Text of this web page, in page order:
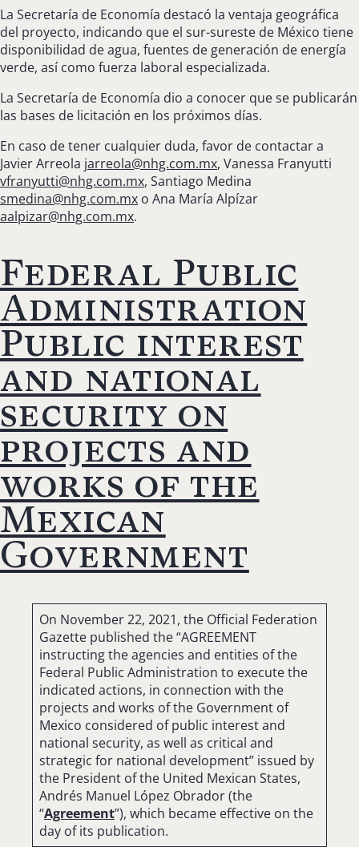
La Secretaría de Economía destacó la ventaja geográfica
del proyecto, indicando que el sur-sureste de México tiene
disponibilidad de agua, fuentes de generación de energía
verde, así como fuerza laboral especializada.
La Secretaría de Economía dio a conocer que se publicarán
las bases de licitación en los próximos días.
En caso de tener cualquier duda, favor de contactar a
Javier Arreola jarreola@nhg.com.mx, Vanessa Franyutti
vfranyutti@nhg.com.mx, Santiago Medina
smedina@nhg.com.mx o Ana María Alpízar
aalpizar@nhg.com.mx.
Federal Public
Administration
Public interest
and national
security on
projects and
works of the
Mexican
Government
On November 22, 2021, the Official Federation
Gazette published the “AGREEMENT
instructing the agencies and entities of the
Federal Public Administration to execute the
indicated actions, in connection with the
projects and works of the Government of
Mexico considered of public interest and
national security, as well as critical and
strategic for national development” issued by
the President of the United Mexican States,
Andrés Manuel López Obrador (the
“Agreement”), which became effective on the
day of its publication.